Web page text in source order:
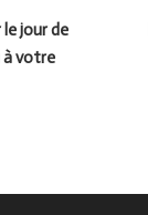
jour de
votre